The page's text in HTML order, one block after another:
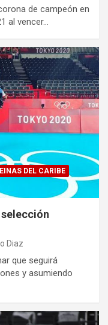
de campeón en
al vencer…
DEL CARIBE
Diaz
que seguirá
y asumiendo